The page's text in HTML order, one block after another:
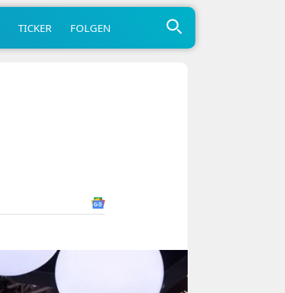
TICKER FOLGEN